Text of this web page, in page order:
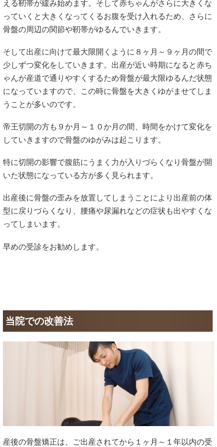
える靭帯が緩み始めます。そして赤ちゃんがさらに大きくな
っていくと大きくなってくるお腹を受け入れるため、さらに
骨盤の周辺の関節や靭帯がゆるんでいきます。
そして出産に向けて最大限開くように８ヶ月～９ヶ月の間で
少しずつ変化をしていきます。出産が近い時期になると赤ち
ゃんが産道で通りやすくするため骨盤が最大限ゆるんだ状態
になっていますので、この時に骨盤を大きくゆがませてしま
うことが多いのです。
帝王切開の方も９か月～１０か月の間、時間をかけて変化を
していきますので骨盤のゆがみは起こります。
特に切開の影響で腹筋にうまく力が入りづらくなり骨盤が開
いた状態になっている方が多く見られます。
出産後に骨盤の歪みを放置してしまうことにより出産前の体
型に戻りづらくなり、腰痛や尿漏れなどの症状も出やすくな
ってしまいます。
早めの受診をお勧めします。
当院での改善法
産後の骨盤矯正は、ご出産されてから１ヶ月～１年以内の受